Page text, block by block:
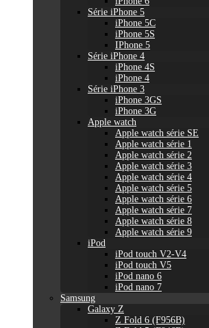
Série iPhone 5
iPhone 5C
iPhone 5S
IPhone 5
Série iPhone 4
iPhone 4S
iPhone 4
Série iPhone 3
iPhone 3GS
iPhone 3G
Apple watch
Apple watch série SE
Apple watch série 1
Apple watch série 2
Apple watch série 3
Apple watch série 4
Apple watch série 5
Apple watch série 6
Apple watch série 7
Apple watch série 8
Apple watch série 9
iPod
iPod touch V2-V4
iPod touch V5
iPod nano 6
iPod nano 7
Samsung
Galaxy Z
Z Fold 6 (F956B)